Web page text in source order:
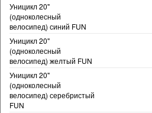
Уницикл 20"
(одноколесный
велосипед) синий FUN
Уницикл 20"
(одноколесный
велосипед) желтый FUN
Уницикл 20"
(одноколесный
велосипед) серебристый
FUN